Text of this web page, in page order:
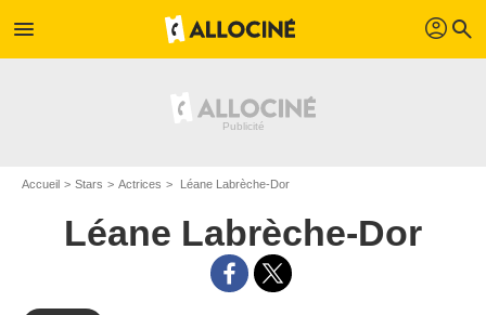
menu profil search
Accueil Stars Actrices Léane Labrèche-Dor
Léane Labrèche-Dor